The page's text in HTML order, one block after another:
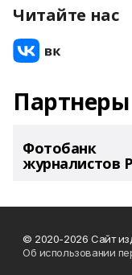
Читайте нас
Партнеры
Фотобанк
журналистов
© 2020-2026 Сайт
Об использовании